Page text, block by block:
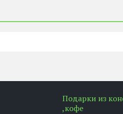
Подарки из
,кофе